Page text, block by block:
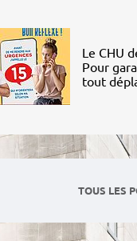
Le CHU
Pour
tout
TOUS LES